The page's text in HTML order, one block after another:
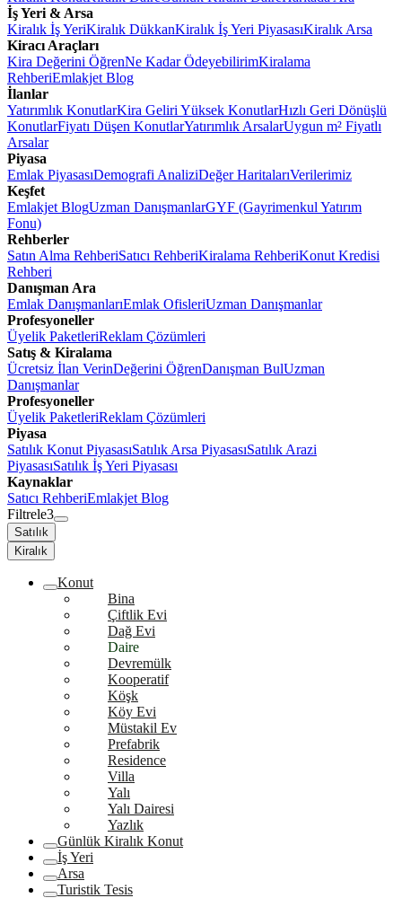
İş Yeri & Arsa
Kiralık İş YeriKiralık DükkanKiralık İş Yeri PiyasasıKiralık Arsa
Kiracı Araçları
Kira Değerini ÖğrenNe Kadar ÖdeyebilirimKiralama
RehberiEmlakjet Blog
İlanlar
Yatırımlık KonutlarKira Geliri Yüksek KonutlarHızlı Geri Dönüşlü
KonutlarFiyatı Düşen KonutlarYatırımlık ArsalarUygun m² Fiyatlı
Arsalar
Piyasa
Emlak PiyasasıDemografi AnaliziDeğer HaritalarıVerilerimiz
Keşfet
Emlakjet BlogUzman DanışmanlarGYF (Gayrimenkul Yatırım
Fonu)
Rehberler
Satın Alma RehberiSatıcı RehberiKiralama RehberiKonut Kredisi
Rehberi
Danışman Ara
Emlak DanışmanlarıEmlak OfisleriUzman Danışmanlar
Profesyoneller
Üyelik PaketleriReklam Çözümleri
Satış & Kiralama
Ücretsiz İlan VerinDeğerini ÖğrenDanışman BulUzman
Danışmanlar
Profesyoneller
Üyelik PaketleriReklam Çözümleri
Piyasa
Satılık Konut PiyasasıSatılık Arsa PiyasasıSatılık Arazi
PiyasasıSatılık İş Yeri Piyasası
Kaynaklar
Satıcı RehberiEmlakjet Blog
Filtrele3
Satılık
Kiralık
Konut
Bina
Çiftlik Evi
Dağ Evi
Daire
Devremülk
Kooperatif
Köşk
Köy Evi
Müstakil Ev
Prefabrik
Residence
Villa
Yalı
Yalı Dairesi
Yazlık
Günlük Kiralık Konut
İş Yeri
Arsa
Turistik Tesis